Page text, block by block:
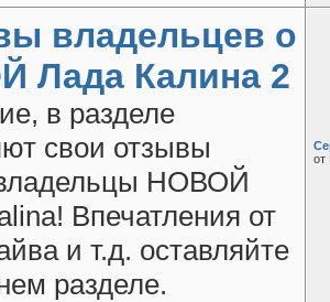
владельцев о
Лада Калина 2
в разделе
свои отзывы
НОВОЙ
Впечатления от
и т.д. оставляйте
разделе.
от